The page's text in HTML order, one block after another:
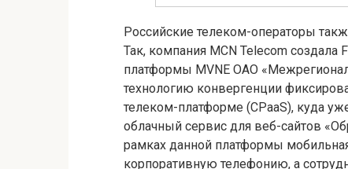
Российские телеком-операторы
Так, компания MCN Telecom создала
платформы MVNE ОАО
технологию конвергенции
телеком-платформе (CPaaS), куда
облачный сервис для веб-сайтов
рамках данной платформы
корпоративную телефонию, а